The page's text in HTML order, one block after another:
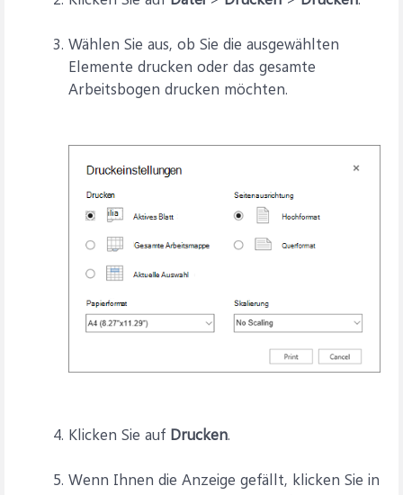
Wählen Sie aus, ob Sie die ausgewählten
Elemente drucken oder das gesamte
Arbeitsbogen drucken möchten.
Klicken Sie auf Drucken.
Wenn Ihnen die Anzeige gefällt, klicken Sie in